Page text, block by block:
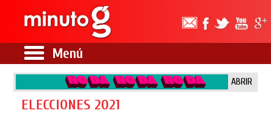
Menú
ABRIR
ELECCIONES 2021